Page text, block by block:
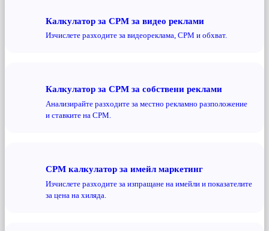
Калкулатор за CPM за видео реклами
Изчислете разходите за видеореклама, CPM и обхват.
Калкулатор за CPM за собствени реклами
Анализирайте разходите за местно рекламно разположение
и ставките на CPM.
CPM калкулатор за имейл маркетинг
Изчислете разходите за изпращане на имейли и показателите
за цена на хиляда.